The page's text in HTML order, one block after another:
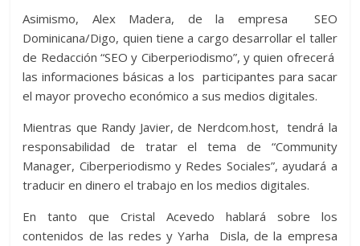
Asimismo, Alex Madera, de la empresa SEO
Dominicana/Digo, quien tiene a cargo desarrollar el taller
de Redacción “SEO y Ciberperiodismo”, y quien ofrecerá
las informaciones básicas a los participantes para sacar
el mayor provecho económico a sus medios digitales.
Mientras que Randy Javier, de Nerdcom.host, tendrá la
responsabilidad de tratar el tema de “Community
Manager, Ciberperiodismo y Redes Sociales”, ayudará a
traducir en dinero el trabajo en los medios digitales.
En tanto que Cristal Acevedo hablará sobre los
contenidos de las redes y Yarha Disla, de la empresa